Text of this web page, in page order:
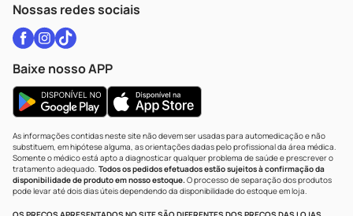
Nossas redes sociais
Baixe nosso APP
As informações contidas neste site não devem ser usadas para automedicação e não
substituem, em hipótese alguma, as orientações dadas pelo profissional da área médica.
Somente o médico está apto a diagnosticar qualquer problema de saúde e prescrever o
tratamento adequado. Todos os pedidos efetuados estão sujeitos à confirmação da
disponibilidade de produto em nosso estoque.O processo de separação dos produtos
pode levar até dois dias úteis dependendo da disponibilidade do estoque em loja.